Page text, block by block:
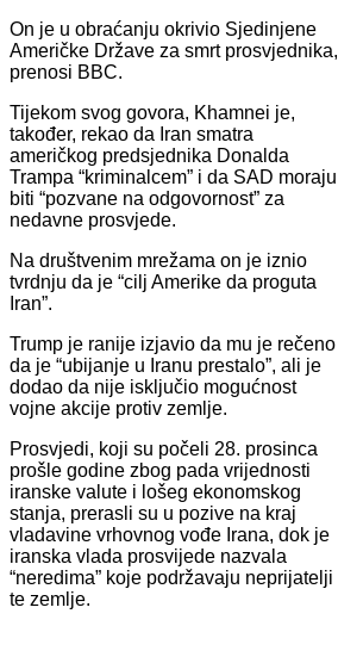
On je u obraćanju okrivio Sjedinjene
Američke Države za smrt prosvjednika,
prenosi BBC.
Tijekom svog govora, Khamnei je,
također, rekao da Iran smatra
američkog predsjednika Donalda
Trampa “kriminalcem” i da SAD moraju
biti “pozvane na odgovornost” za
nedavne prosvjede.
Na društvenim mrežama on je iznio
tvrdnju da je “cilj Amerike da proguta
Iran”.
Trump je ranije izjavio da mu je rečeno
da je “ubijanje u Iranu prestalo”, ali je
dodao da nije isključio mogućnost
vojne akcije protiv zemlje.
Prosvjedi, koji su počeli 28. prosinca
prošle godine zbog pada vrijednosti
iranske valute i lošeg ekonomskog
stanja, prerasli su u pozive na kraj
vladavine vrhovnog vođe Irana, dok je
iranska vlada prosvijede nazvala
“neredima” koje podržavaju neprijatelji
te zemlje.